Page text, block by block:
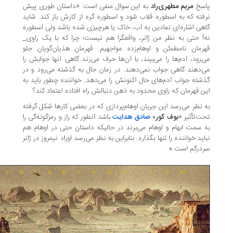
مریم مطهری‌رادبه این سوال منفی است: «داستان طوری پیش
که به اسطوره قلاب شود و اسطوره گره از کارش باز کند. شاید
اشاره‌ای نمادین به آب، خاک یا هرچیزی شده باشد ولی اسطوره
حتی به نظر من ژانر، واقعگرا هم نیست؛ چرا که با یک راوی_
نامطمئن و اوهام‌زده مواجهیم. قهرمان هذیان‌گویان جلو
آدم‌ها را می‌بیند، با آن‌ها حرف می‌زند گاهی آنها جوابش را
گاهی جواب نمی‌دهند. در زمان حال به گذشته می‌رود و در
جواب آدم‌های حال اکنونش را می‌دهد. خواننده چطور باید به
قهرمان که راوی محدود به ذهن دنبالش راه افتاده اعتماد کند؟
نظر می‌رسد این جریان اوهام‌پردازی که در بعضی کارها شکل گرفته
«بوف کور»صادق هدایتباشد آنطور که راز و رمزگونه‌گی را
سمت ابهام و اوهام می‌برند در حالیکه داستان حتی در اوهام هم
خواننده را تنها بگذارد. بنابراین به نظر می‌رسد اوراد نیمروز در ژانر
است.»